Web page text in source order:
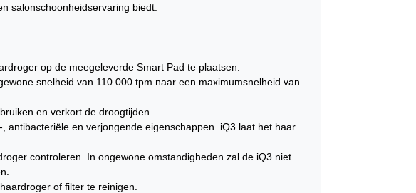
salonschoonheidservaring biedt.
op de meegeleverde Smart Pad te plaatsen.
snelheid van 110.000 tpm naar een maximumsnelheid van
en verkort de droogtijden.
antibacteriële en verjongende eigenschappen. iQ3 laat het haar
controleren. In ongewone omstandigheden zal de iQ3 niet
of filter te reinigen.